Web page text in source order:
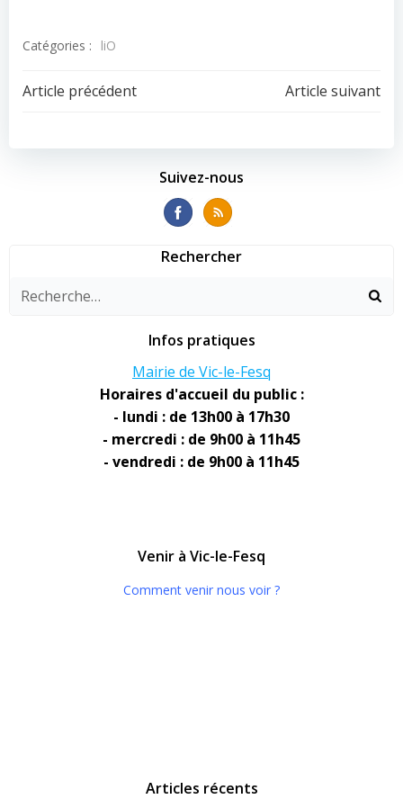
Catégories : liO
Navigation
de
Article précédent
Navigation
de
l’article
Article suivant
Suivez-nous
Rechercher
Infos pratiques
Mairie de Vic-le-Fesq
Horaires d'accueil du public :
- lundi : de 13h00 à 17h30
- mercredi : de 9h00 à 11h45
- vendredi : de 9h00 à 11h45
Venir à Vic-le-Fesq
Comment venir nous voir ?
Articles récents